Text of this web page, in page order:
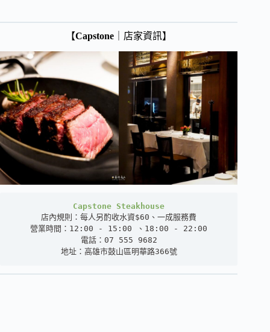
【Capstone ｜店家資訊】
Capstone Steakhouse
店內規則：每人另酌收水資$60、一成服務費
營業時間：12:00 - 15:00 、18:00 - 22:00
電話：07 555 9682
地址：高雄市鼓山區明華路366號